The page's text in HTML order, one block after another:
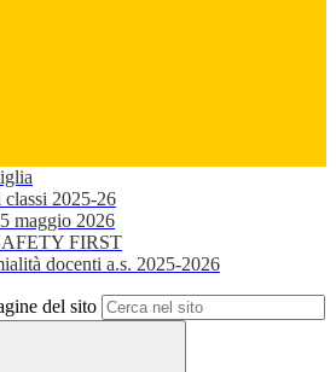
classi 2025-26
maggio 2026
FIRST
docenti a.s. 2025-2026
del sito